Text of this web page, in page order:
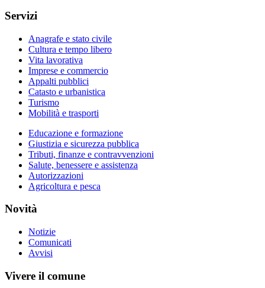
Servizi
Anagrafe e stato civile
Cultura e tempo libero
Vita lavorativa
Imprese e commercio
Appalti pubblici
Catasto e urbanistica
Turismo
Mobilità e trasporti
Educazione e formazione
Giustizia e sicurezza pubblica
Tributi, finanze e contravvenzioni
Salute, benessere e assistenza
Autorizzazioni
Agricoltura e pesca
Novità
Notizie
Comunicati
Avvisi
Vivere il comune